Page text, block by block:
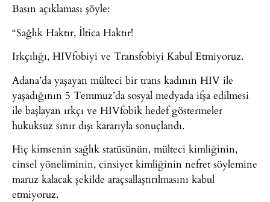
Basın açıklaması şöyle:
“Sağlık Haktır, İltica Haktır!
Irkçılığı, HIVfobiyi ve Transfobiyi Kabul Etmiyoruz.
Adana’da yaşayan mülteci bir trans kadının HIV ile
yaşadığının 5 Temmuz’da sosyal medyada ifşa edilmesi
ile başlayan ırkçı ve HIVfobik hedef göstermeler
hukuksuz sınır dışı kararıyla sonuçlandı.
Hiç kimsenin sağlık statüsünün, mülteci kimliğinin,
cinsel yöneliminin, cinsiyet kimliğinin nefret söylemine
maruz kalacak şekilde araçsallaştırılmasını kabul
etmiyoruz.